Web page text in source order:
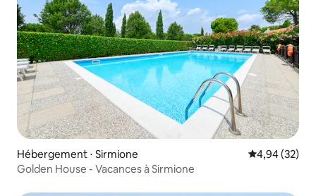
Hébergement ⋅ Sirmione Évaluation
4,94 (32)
Golden House - Vacances à Sirmione